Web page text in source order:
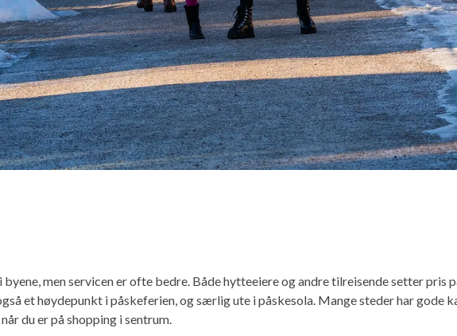
men servicen er ofte bedre. Både hytteeiere og andre tilreisende setter pris
et høydepunkt i påskeferien, og særlig ute i påskesola. Mange steder har gode
du er på shopping i sentrum.